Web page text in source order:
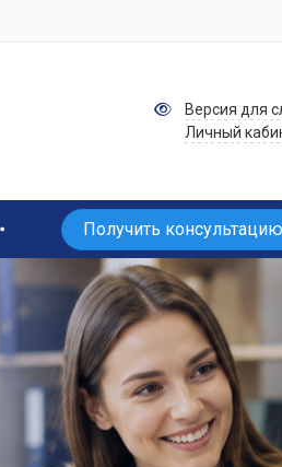
Версия для
Личный
Получить консультацию